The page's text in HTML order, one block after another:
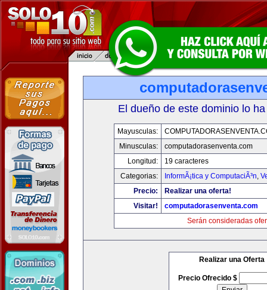
El dueño de este dominio lo
Mayusculas:
Minusculas:
computadorasenventa.com
Longitud:
19 caracteres
Categorias:
InformÃ¡tica y ComputaciÃ³n,
Precio:
Realizar una oferta!
Visitar!
computadorasenventa.com
Serán consideradas
Realizar una Oferta
Precio Ofrecido $